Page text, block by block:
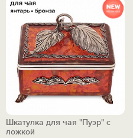
Шкатулка для чая "Пуэр" с
ложкой